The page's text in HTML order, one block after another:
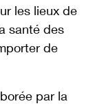
les lieux de
santé des
de
par la